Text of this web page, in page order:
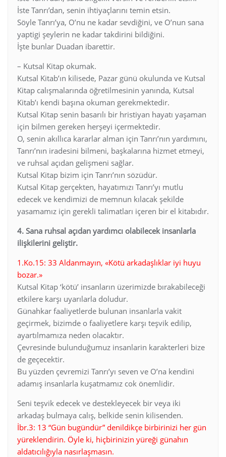
İste Tanrı’dan, senin ihtiyaçlarını temin etsin.
Söyle Tanrı’ya, O’nu ne kadar sevdiğini, ve O’nun sana
yaptigi şeylerin ne kadar takdirini bildiğini.
İşte bunlar Duadan ibarettir.
– Kutsal Kitap okumak.
Kutsal Kitab’ın kilisede, Pazar günü okulunda ve Kutsal
Kitap calışmalarında öğretilmesinin yanında, Kutsal
Kitab’ı kendi başına okuman gerekmektedir.
Kutsal Kitap senin basarılı bir hristiyan hayatı yaşaman
için bilmen gereken herşeyi içermektedir.
O, senin akıllıca kararlar alman için Tanrı’nın yardımını,
Tanrı’nın iradesini bilmeni, başkalarına hizmet etmeyi,
ve ruhsal açıdan gelişmeni sağlar.
Kutsal Kitap bizim için Tanrı’nın sözüdür.
Kutsal Kitap gerçekten, hayatımızı Tanrı’yı mutlu
edecek ve kendimizi de memnun kılacak şekilde
yasamamız için gerekli talimatları içeren bir el kitabıdır.
4. Sana ruhsal açıdan yardımcı olabilecek insanlarla
ilişkilerini geliştir.
1.Ko.15: 33 Aldanmayın, «Kötü arkadaşlıklar iyi huyu
bozar.»
Kutsal Kitap ‘kötü’ insanların üzerimizde bırakabileceği
etkilere karşı uyarılarla doludur.
Günahkar faaliyetlerde bulunan insanlarla vakit
geçirmek, bizimde o faaliyetlere karşı teşvik edilip,
ayartılmamıza neden olacaktır.
Çevresinde bulunduğumuz insanlarin karakterleri bize
de geçecektir.
Bu yüzden çevremizi Tanrı’yı seven ve O’na kendini
adamış insanlarla kuşatmamız cok önemlidir.
Seni teşvik edecek ve destekleyecek bir veya iki
arkadaş bulmaya calış, belkide senin kilisenden.
İbr.3: 13 “Gün bugündür” denildikçe birbirinizi her gün
yüreklendirin. Öyle ki, hiçbirinizin yüreği günahın
aldatıcılığıyla nasırlaşmasın.